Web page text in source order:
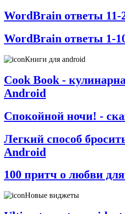
WordBrain ответы 11-
WordBrain ответы 1-
Книги для android
Cook Book -
Android
Спокойной ночи! -
Легкий способ
Android
100 притч о любви
Новые виджеты